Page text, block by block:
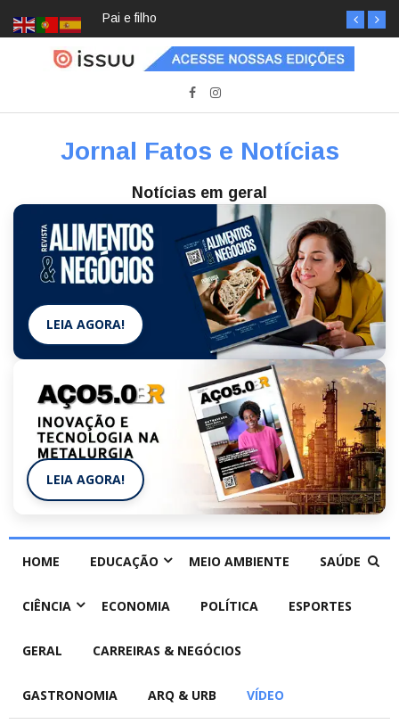
Pai e filho
Jornal Fatos e Notícias
Notícias em geral
LEIA AGORA!
LEIA AGORA!
HOME EDUCAÇÃO MEIO AMBIENTE SAÚDE
CIÊNCIA ECONOMIA POLÍTICA ESPORTES
GERAL CARREIRAS & NEGÓCIOS
GASTRONOMIA ARQ & URB VÍDEO